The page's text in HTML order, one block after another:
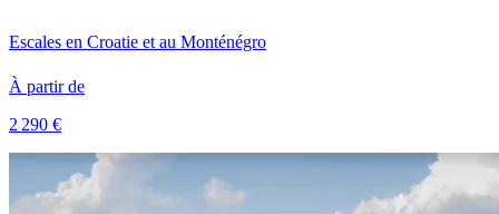
Escales en Croatie et au Monténégro
À partir de
2 290 €
Voir le voyage